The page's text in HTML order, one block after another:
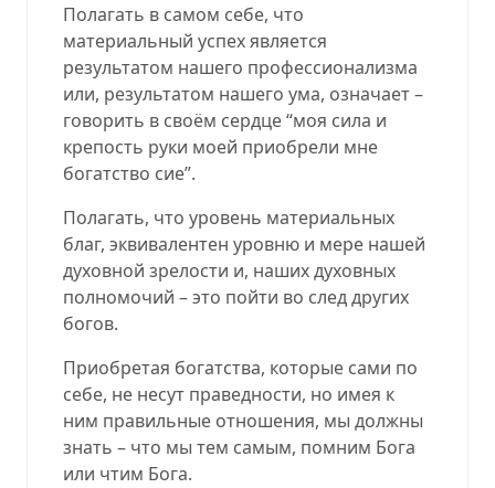
Полагать в самом себе, что
материальный успех является
результатом нашего профессионализма
или, результатом нашего ума, означает –
говорить в своём сердце “моя сила и
крепость руки моей приобрели мне
богатство сие”.
Полагать, что уровень материальных
благ, эквивалентен уровню и мере нашей
духовной зрелости и, наших духовных
полномочий – это пойти во след других
богов.
Приобретая богатства, которые сами по
себе, не несут праведности, но имея к
ним правильные отношения, мы должны
знать – что мы тем самым, помним Бога
или чтим Бога.